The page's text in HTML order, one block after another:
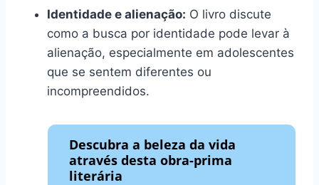
Identidade e alienação: O livro discute
como a busca por identidade pode levar à
alienação, especialmente em adolescentes
que se sentem diferentes ou
incompreendidos.
Descubra a beleza da vida
através desta obra-prima
literária